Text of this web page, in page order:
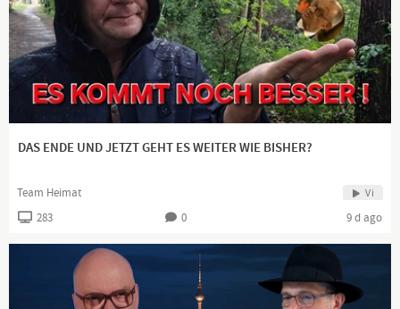
DAS ENDE UND JETZT GEHT ES WEITER WIE BISHER?
Team Heimat Vi
283 0 9 d ago